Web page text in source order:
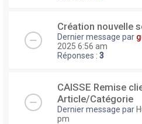
Création nouvelle
Dernier message par
2025 6:56 am
Réponses : 3
CAISSE Remise
Article/Catégorie
Dernier message par
pm